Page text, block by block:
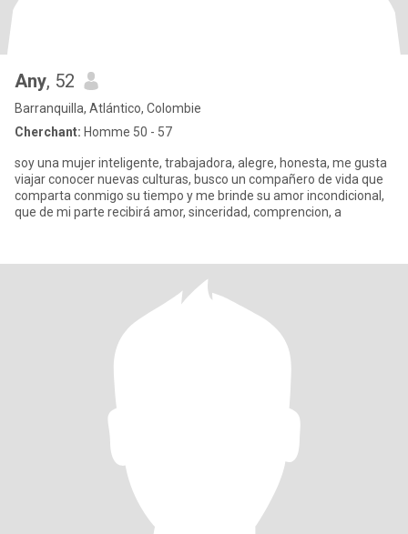
Any, 52
Barranquilla, Atlántico, Colombie
Cherchant: Homme 50 - 57
soy una mujer inteligente, trabajadora, alegre, honesta, me gusta
viajar conocer nuevas culturas, busco un compañero de vida que
comparta conmigo su tiempo y me brinde su amor incondicional,
que de mi parte recibirá amor, sinceridad, comprencion, a